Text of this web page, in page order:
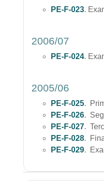
PE-F-023.
2006/07
PE-F-024.
2005/06
PE-F-025.
PE-F-026.
PE-F-027.
PE-F-028.
PE-F-029.